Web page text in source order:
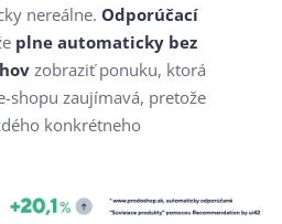
nereálne. Odporúčací
plne automaticky bez
zobraziť ponuku, ktorá
shopu zaujímavá, pretože
konkrétneho